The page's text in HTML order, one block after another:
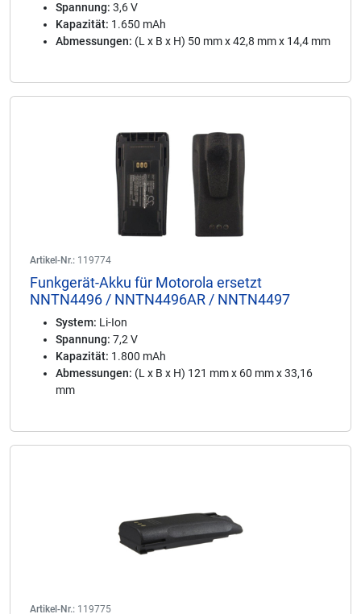
Spannung: 3,6 V
Kapazität: 1.650 mAh
Abmessungen: (L x B x H) 50 mm x 42,8 mm x 14,4 mm
Artikel-Nr.: 119774
Funkgerät-Akku für Motorola ersetzt
NNTN4496 / NNTN4496AR / NNTN4497
System: Li-Ion
Spannung: 7,2 V
Kapazität: 1.800 mAh
Abmessungen: (L x B x H) 121 mm x 60 mm x 33,16
mm
Artikel-Nr.: 119775